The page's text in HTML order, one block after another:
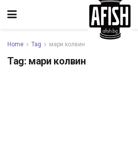
Home Tag мари колвин
Tag: мари колвин